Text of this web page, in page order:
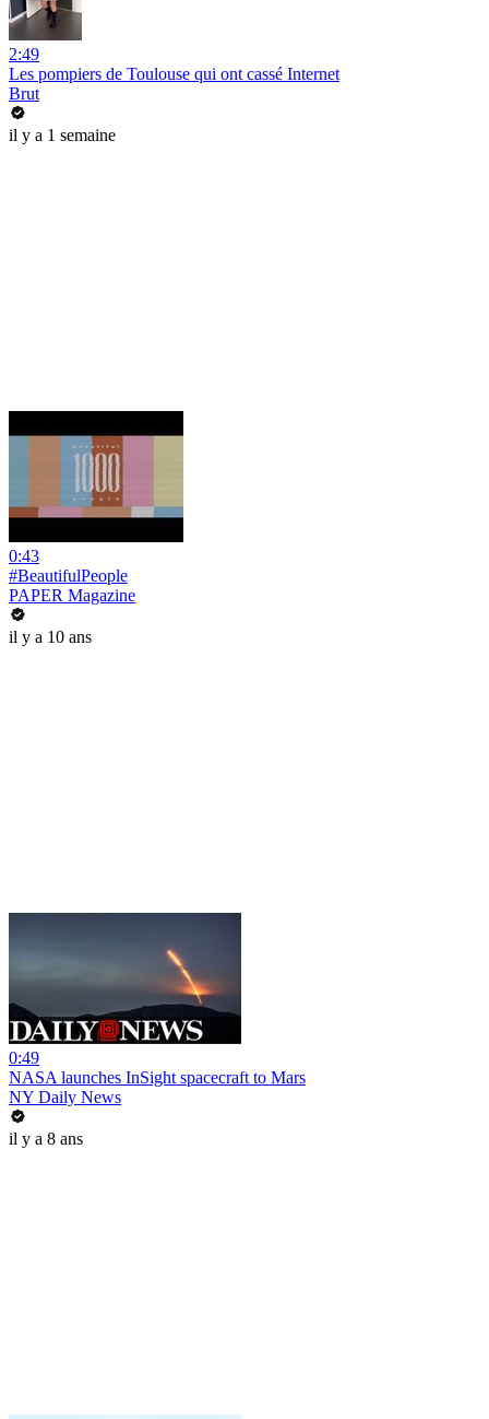
2:49
Les pompiers de Toulouse qui ont cassé Internet
Brut
il y a 1 semaine
0:43
#BeautifulPeople
PAPER Magazine
il y a 10 ans
0:49
NASA launches InSight spacecraft to Mars
NY Daily News
il y a 8 ans